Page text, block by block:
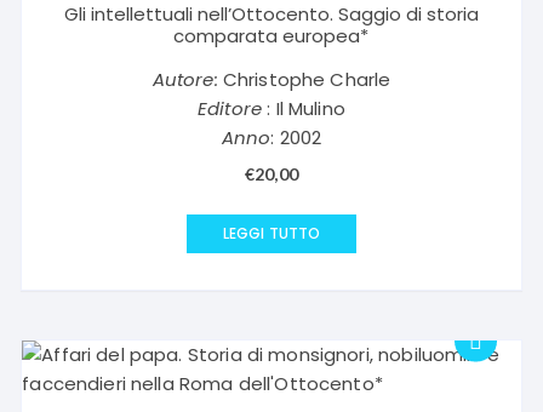
Gli intellettuali nell’Ottocento. Saggio di storia
comparata europea*
Autore: Christophe Charle
Editore: Il Mulino
Anno: 2002
€20,00
LEGGI TUTTO